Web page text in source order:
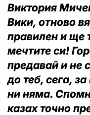
Виктория
Вики, отново
правилен и ще
мечтите си!
предавай и не
до теб, сега,
ни няма.
казах точно